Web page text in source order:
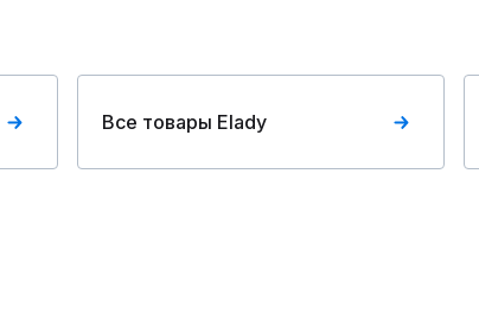
Все товары Elady